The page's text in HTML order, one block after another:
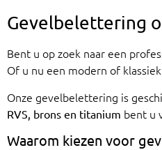
Gevelbelettering
Bent u op zoek naar een
Of u nu een modern of
Onze gevelbelettering is
RVS, brons en titanium bent u
Waarom kiezen voor